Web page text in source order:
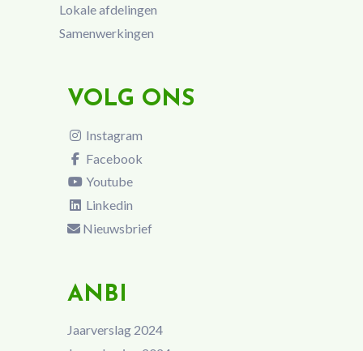
Lokale afdelingen
Samenwerkingen
VOLG ONS
Instagram
Facebook
Youtube
Linkedin
Nieuwsbrief
ANBI
Jaarverslag 2024